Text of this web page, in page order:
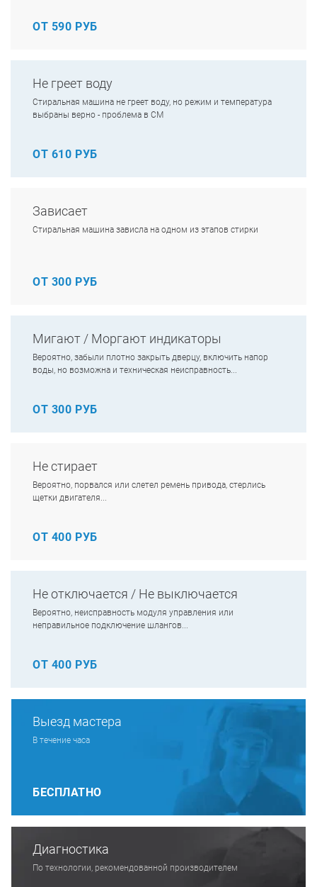
ОТ 590 РУБ
Не греет воду
Стиральная машина не греет воду, но режим и температура
выбраны верно - проблема в СМ
ОТ 610 РУБ
Зависает
Стиральная машина зависла на одном из этапов стирки
ОТ 300 РУБ
Мигают / Моргают индикаторы
Вероятно, забыли плотно закрыть дверцу, включить напор
воды, но возможна и техническая неисправность...
ОТ 300 РУБ
Не стирает
Вероятно, порвался или слетел ремень привода, стерлись
щетки двигателя...
ОТ 400 РУБ
Не отключается / Не выключается
Вероятно, неисправность модуля управления или
неправильное подключение шлангов...
ОТ 400 РУБ
Выезд мастера
В течение часа
БЕСПЛАТНО
Диагностика
По технологии, рекомендованной производителем